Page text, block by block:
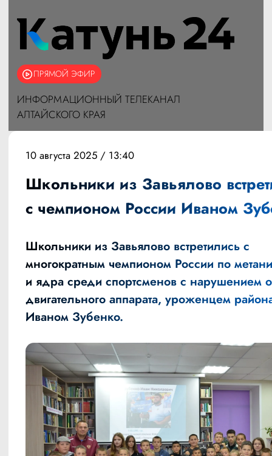
ПРЯМОЙ ЭФИР
ИНФОРМАЦИОННЫЙ ТЕЛЕКАНАЛ
АЛТАЙСКОГО КРАЯ
10 августа 2025 / 13:40
Школьники из Завьялово
с чемпионом России Иваном
Школьники из Завьялово встретились с
многократным чемпионом России по
и ядра среди спортсменов с нарушением
двигательного аппарата, уроженцем
Иваном Зубенко.